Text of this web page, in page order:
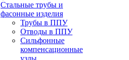
Стальные трубы и
фасонные изделия
Трубы в ППУ
Отводы в ППУ
Сильфонные
компенсационные
узлы